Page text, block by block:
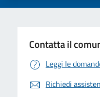
Contatta il
Leggi le
Richiedi